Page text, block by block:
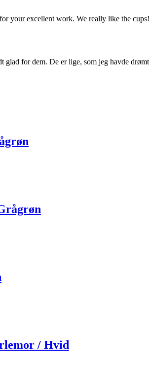
your excellent work. We really like the cups!
glad for dem. De er lige, som jeg havde drømt
/ Hvid